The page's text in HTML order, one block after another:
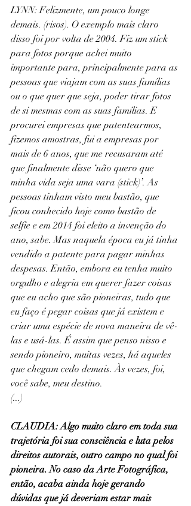
LYNN: Felizmente, um pouco longe
demais. (risos). O exemplo mais claro
disso foi por volta de 2004. Fiz um stick
para fotos porque achei muito
importante para, principalmente para as
pessoas que viajam com as suas famílias
ou o que quer que seja, poder tirar fotos
de si mesmas com as suas famílias. E
procurei empresas que patentearmos,
fizemos amostras, fui a empresas por
mais de 6 anos, que me recusaram até
que finalmente disse ‘não quero que
minha vida seja uma vara (stick)’. As
pessoas tinham visto meu bastão, que
ficou conhecido hoje como bastão de
selfie e em 2014 foi eleito a invenção do
ano, sabe. Mas naquela época eu já tinha
vendido a patente para pagar minhas
despesas. Então, embora eu tenha muito
orgulho e alegria em querer fazer coisas
que eu acho que são pioneiras, tudo que
eu faço é pegar coisas que já existem e
criar uma espécie de nova maneira de vê-
las e usá-las. É assim que penso nisso e
sendo pioneiro, muitas vezes, há aqueles
que chegam cedo demais. Às vezes, foi,
você sabe, meu destino.
(...)
CLAUDIA: Algo muito claro em toda sua
trajetória foi sua consciência e luta pelos
direitos autorais, outro campo no qual foi
pioneira. No caso da Arte Fotográfica,
então, acaba ainda hoje gerando
dúvidas que já deveriam estar mais